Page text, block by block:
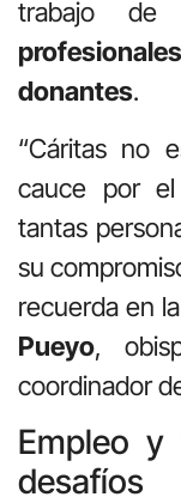
trabajo de
donantes.
“Cáritas no
cauce por
tantas
su
recuerda en
Pueyo,
coordinador
Empleo y
desafíos